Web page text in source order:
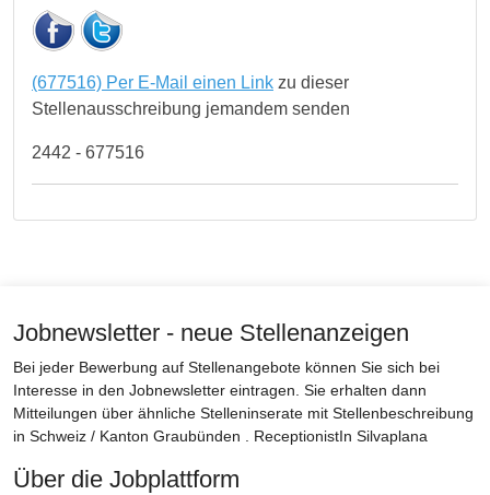
(677516) Per E-Mail einen Link zu dieser
Stellenausschreibung jemandem senden
2442 - 677516
Jobnewsletter - neue Stellenanzeigen
Bei jeder Bewerbung auf Stellenangebote können Sie sich bei
Interesse in den Jobnewsletter eintragen. Sie erhalten dann
Mitteilungen über ähnliche Stelleninserate mit Stellenbeschreibung
in Schweiz / Kanton Graubünden . ReceptionistIn Silvaplana
Über die Jobplattform